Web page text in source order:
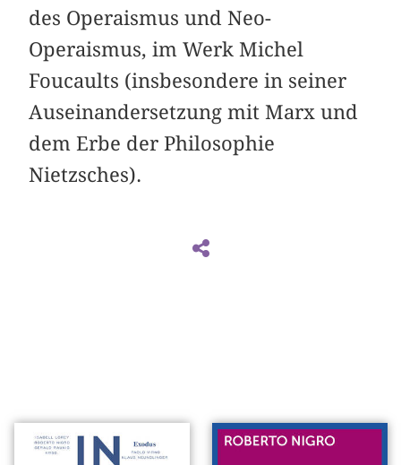
des Operaismus und Neo-
Operaismus, im Werk Michel
Foucaults (insbesondere in seiner
Auseinandersetzung mit Marx und
dem Erbe der Philosophie
Nietzsches).